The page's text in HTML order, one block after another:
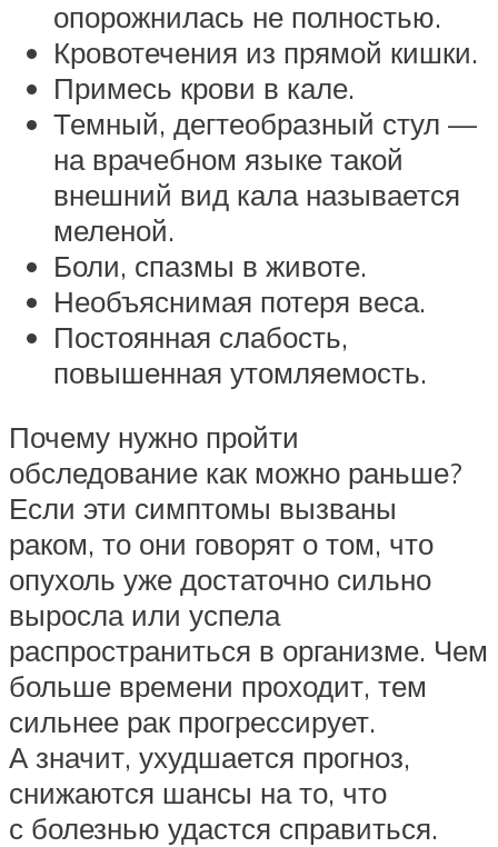
опорожнилась не полностью.
Кровотечения из прямой кишки.
Примесь крови в кале.
Темный, дегтеобразный стул —
на врачебном языке такой
внешний вид кала называется
меленой.
Боли, спазмы в животе.
Необъяснимая потеря веса.
Постоянная слабость,
повышенная утомляемость.
Почему нужно пройти
обследование как можно раньше?
Если эти симптомы вызваны
раком, то они говорят о том, что
опухоль уже достаточно сильно
выросла или успела
распространиться в организме. Чем
больше времени проходит, тем
сильнее рак прогрессирует.
А значит, ухудшается прогноз,
снижаются шансы на то, что
с болезнью удастся справиться.